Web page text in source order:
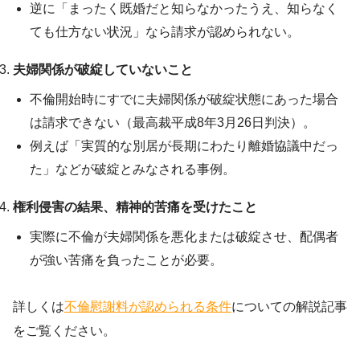
逆に「まったく既婚だと知らなかったうえ、知らなく
ても仕方ない状況」なら請求が認められない。
夫婦関係が破綻していないこと
不倫開始時にすでに夫婦関係が破綻状態にあった場合
は請求できない（最高裁平成8年3月26日判決）。
例えば「実質的な別居が長期にわたり離婚協議中だっ
た」などが破綻とみなされる事例。
権利侵害の結果、精神的苦痛を受けたこと
実際に不倫が夫婦関係を悪化または破綻させ、配偶者
が強い苦痛を負ったことが必要。
詳しくは不倫慰謝料が認められる条件についての解説記事
をご覧ください。